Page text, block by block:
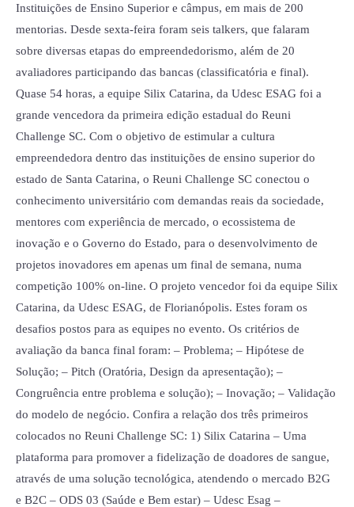
Instituições de Ensino Superior e câmpus, em mais de 200
mentorias. Desde sexta-feira foram seis talkers, que falaram
sobre diversas etapas do empreendedorismo, além de 20
avaliadores participando das bancas (classificatória e final).
Quase 54 horas, a equipe Silix Catarina, da Udesc ESAG foi a
grande vencedora da primeira edição estadual do Reuni
Challenge SC. Com o objetivo de estimular a cultura
empreendedora dentro das instituições de ensino superior do
estado de Santa Catarina, o Reuni Challenge SC conectou o
conhecimento universitário com demandas reais da sociedade,
mentores com experiência de mercado, o ecossistema de
inovação e o Governo do Estado, para o desenvolvimento de
projetos inovadores em apenas um final de semana, numa
competição 100% on-line. O projeto vencedor foi da equipe Silix
Catarina, da Udesc ESAG, de Florianópolis. Estes foram os
desafios postos para as equipes no evento. Os critérios de
avaliação da banca final foram: – Problema; – Hipótese de
Solução; – Pitch (Oratória, Design da apresentação); –
Congruência entre problema e solução); – Inovação; – Validação
do modelo de negócio. Confira a relação dos três primeiros
colocados no Reuni Challenge SC: 1) Silix Catarina – Uma
plataforma para promover a fidelização de doadores de sangue,
através de uma solução tecnológica, atendendo o mercado B2G
e B2C – ODS 03 (Saúde e Bem estar) – Udesc Esag –